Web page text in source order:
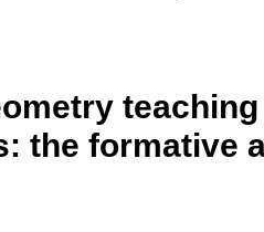
the formative